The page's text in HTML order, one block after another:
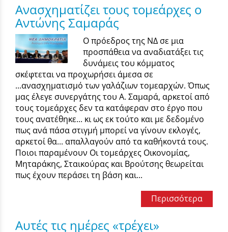
Ανασχηματίζει τους τομεάρχες ο
Αντώνης Σαμαράς
Ο πρόεδρος της ΝΔ σε μια
προσπάθεια να αναδιατάξει τις
δυνάμεις του κόμματος
σκέφτεται να προχωρήσει άμεσα σε
...ανασχηματισμό των γαλάζιων τομεαρχών. Όπως
μας έλεγε συνεργάτης του Α. Σαμαρά, αρκετοί από
τους τομεάρχες δεν τα κατάφεραν στο έργο που
τους ανατέθηκε... κι ως εκ τούτο και με δεδομένο
πως ανά πάσα στιγμή μπορεί να γίνουν εκλογές,
αρκετοί θα... απαλλαγούν από τα καθήκοντά τους.
Ποιοι παραμένουν Οι τομεάρχες Οικονομίας,
Μηταράκης, Σταικούρας και Βρούτσης θεωρείται
πως έχουν περάσει τη βάση και...
Περισσότερα
Αυτές τις ημέρες «τρέχει»